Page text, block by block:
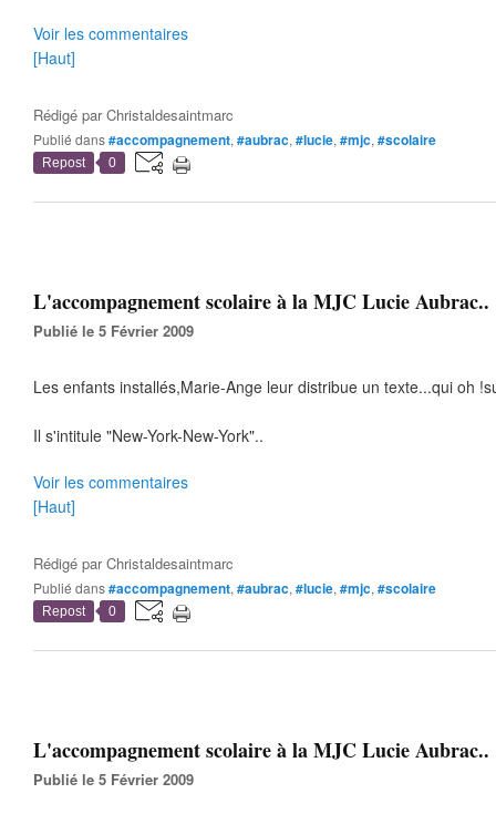
Voir les commentaires
[Haut]
Rédigé parChristaldesaintmarc
Publié dans#accompagnement, #aubrac, #lucie, #mjc, #scolaire
Repost 0
L'accompagnement scolaire à la MJC Lucie Aubrac..
Publié le 5 Février 2009
Les enfants installés,Marie-Ange leur distribue un texte...qui oh
Il s'intitule "New-York-New-York"..
Voir les commentaires
[Haut]
Rédigé parChristaldesaintmarc
Publié dans#accompagnement, #aubrac, #lucie, #mjc, #scolaire
Repost 0
L'accompagnement scolaire à la MJC Lucie Aubrac..
Publié le 5 Février 2009